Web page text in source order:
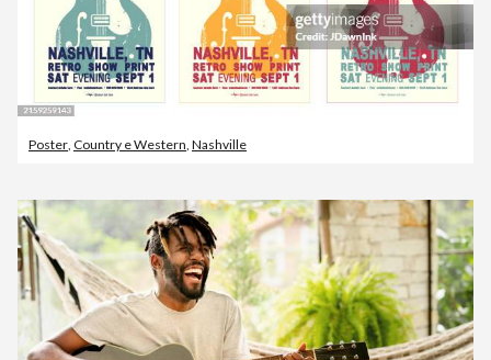
Poster Country e Western Nashville